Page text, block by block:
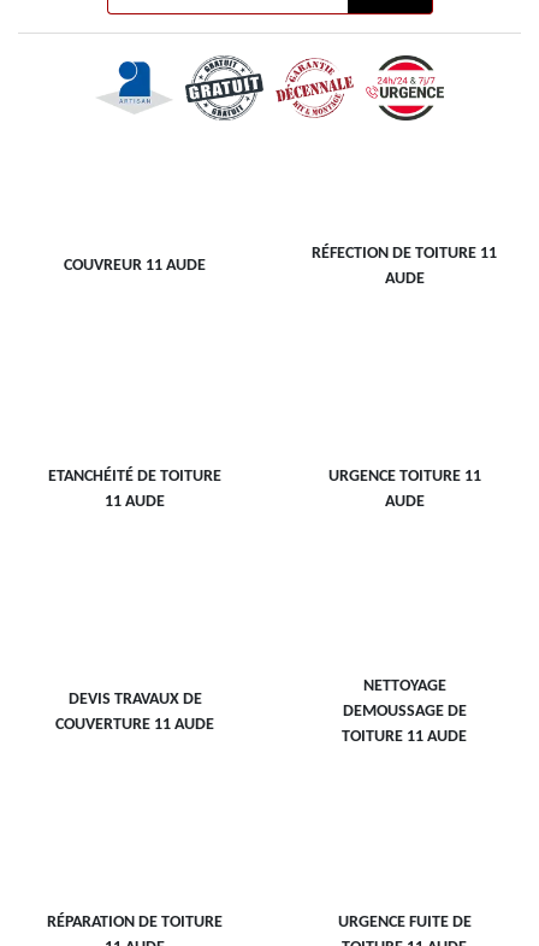
COUVREUR 11 AUDE
RÉFECTION DE TOITURE 11
AUDE
ETANCHÉITÉ DE TOITURE
11 AUDE
URGENCE TOITURE 11
AUDE
DEVIS TRAVAUX DE
COUVERTURE 11 AUDE
NETTOYAGE
DEMOUSSAGE DE
TOITURE 11 AUDE
RÉPARATION DE TOITURE
URGENCE FUITE DE